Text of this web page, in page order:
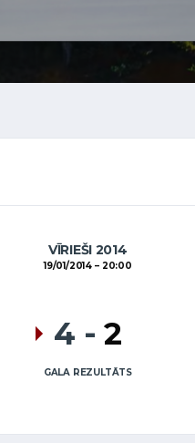
VĪRIEŠI 2014
19/01/2014 20:00
4 - 2
GALA REZULTĀTS